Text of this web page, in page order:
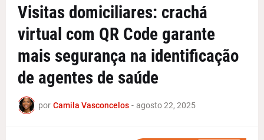
Visitas domiciliares: crachá
virtual com QR Code garante
mais segurança na identificação
de agentes de saúde
por Camila Vasconcelos - agosto 22, 2025